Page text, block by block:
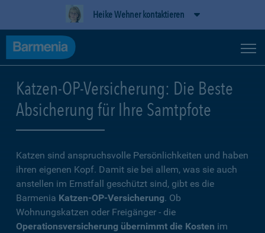
Heike Wehner kontaktieren
Katzen-OP-Versicherung: Die Beste
Absicherung für Ihre Samtpfote
Katzen sind anspruchsvolle Persönlichkeiten und haben
ihren eigenen Kopf. Damit sie bei allem, was sie auch
anstellen im Ernstfall geschützt sind, gibt es die
Barmenia Katzen-OP-Versicherung. Ob
Wohnungskatzen oder Freigänger - die
Operationsversicherung übernimmt die Kosten im